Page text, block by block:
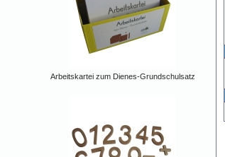
Arbeitskartei zum Dienes-Grundschulsatz